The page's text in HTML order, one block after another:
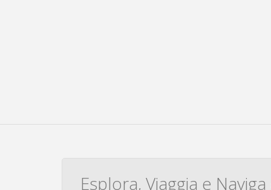
Esplora, Viaggia e